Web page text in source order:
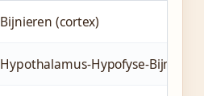
Bijnieren (cortex)
Hypothalamus-Hypofyse-Bijnier as